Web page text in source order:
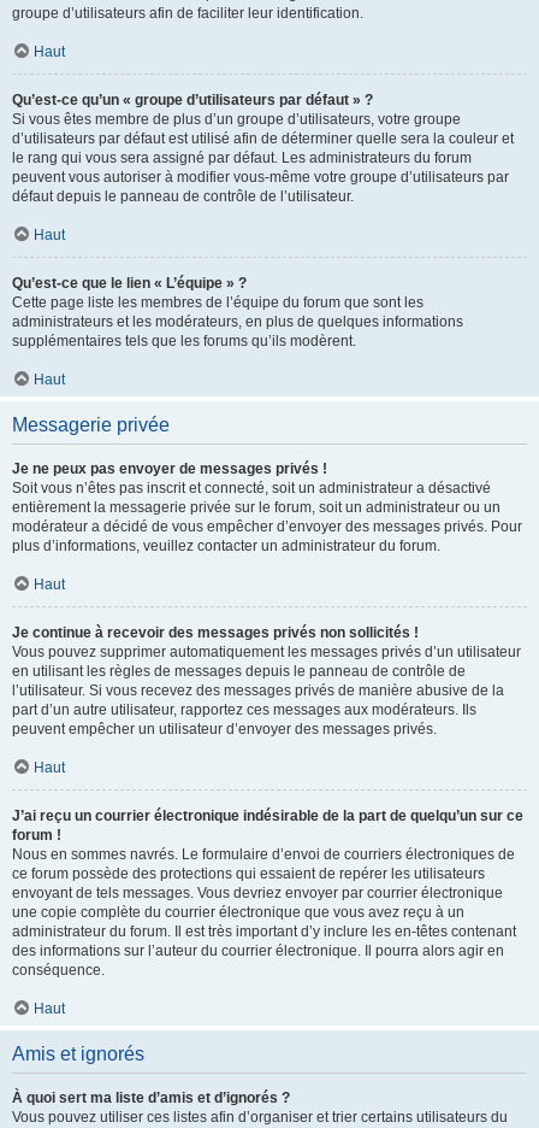
groupe d’utilisateurs afin de faciliter leur identification.
Haut
Qu’est-ce qu’un « groupe d’utilisateurs par défaut » ?
Si vous êtes membre de plus d’un groupe d’utilisateurs, votre groupe
d’utilisateurs par défaut est utilisé afin de déterminer quelle sera la couleur et
le rang qui vous sera assigné par défaut. Les administrateurs du forum
peuvent vous autoriser à modifier vous-même votre groupe d’utilisateurs par
défaut depuis le panneau de contrôle de l’utilisateur.
Haut
Qu’est-ce que le lien « L’équipe » ?
Cette page liste les membres de l’équipe du forum que sont les
administrateurs et les modérateurs, en plus de quelques informations
supplémentaires tels que les forums qu’ils modèrent.
Haut
Messagerie privée
Je ne peux pas envoyer de messages privés !
Soit vous n’êtes pas inscrit et connecté, soit un administrateur a désactivé
entièrement la messagerie privée sur le forum, soit un administrateur ou un
modérateur a décidé de vous empêcher d’envoyer des messages privés. Pour
plus d’informations, veuillez contacter un administrateur du forum.
Haut
Je continue à recevoir des messages privés non sollicités !
Vous pouvez supprimer automatiquement les messages privés d’un utilisateur
en utilisant les règles de messages depuis le panneau de contrôle de
l’utilisateur. Si vous recevez des messages privés de manière abusive de la
part d’un autre utilisateur, rapportez ces messages aux modérateurs. Ils
peuvent empêcher un utilisateur d’envoyer des messages privés.
Haut
J’ai reçu un courrier électronique indésirable de la part de quelqu’un sur ce
forum !
Nous en sommes navrés. Le formulaire d’envoi de courriers électroniques de
ce forum possède des protections qui essaient de repérer les utilisateurs
envoyant de tels messages. Vous devriez envoyer par courrier électronique
une copie complète du courrier électronique que vous avez reçu à un
administrateur du forum. Il est très important d’y inclure les en-têtes contenant
des informations sur l’auteur du courrier électronique. Il pourra alors agir en
conséquence.
Haut
Amis et ignorés
À quoi sert ma liste d’amis et d’ignorés ?
Vous pouvez utiliser ces listes afin d’organiser et trier certains utilisateurs du